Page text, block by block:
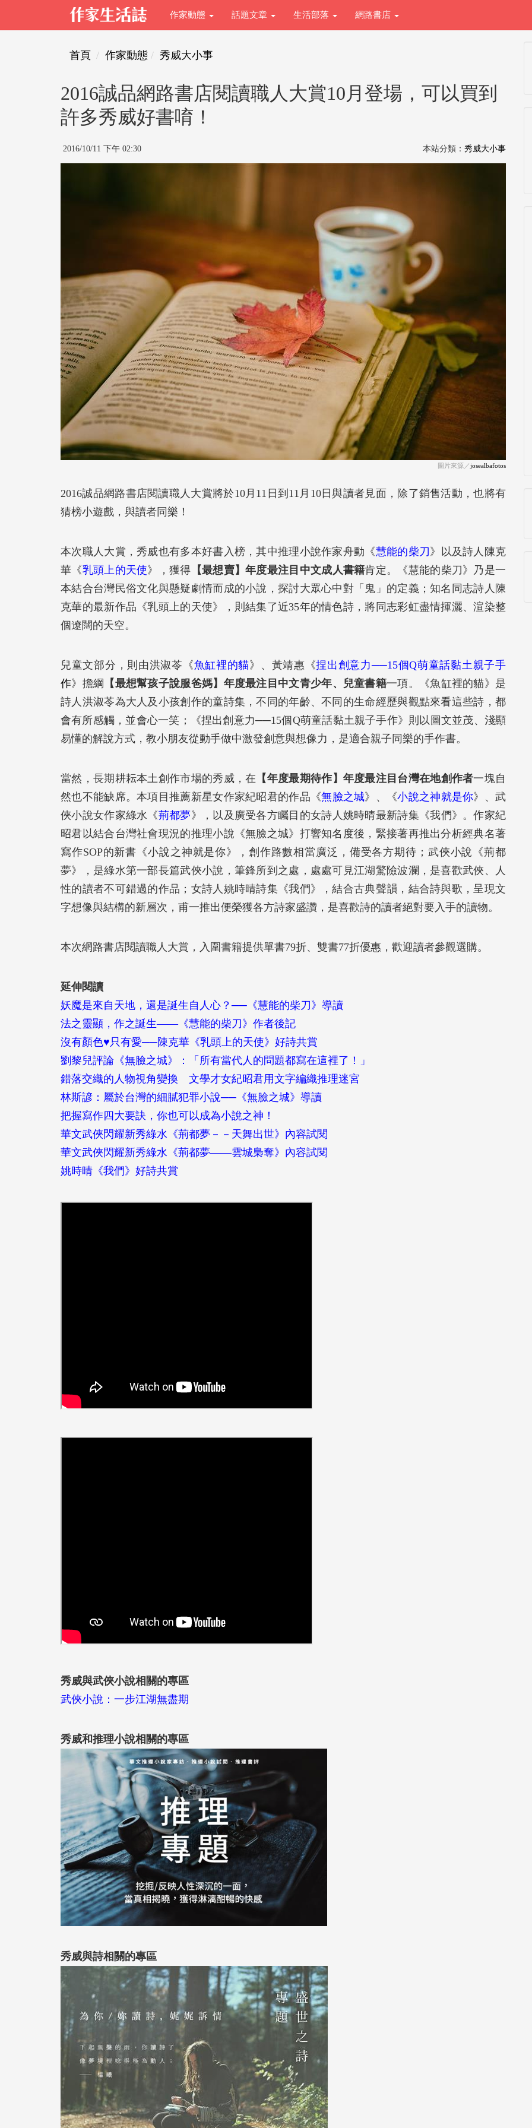
作家動態 話題文章 生活部落 網路書店
首頁 作家動態 秀威大小事
2016誠品網路書店閱讀職人大賞10月登場，可以買到
許多秀威好書唷！
2016/10/11 下午 02:30 本站分類： 秀威大小事
圖片來源／josealbafotos
2016誠品網路書店閱讀職人大賞將於10月11日到11月10日與讀者見面，除了銷售活動，也將有
猜榜小遊戲，與讀者同樂！
本次職人大賞，秀威也有多本好書入榜，其中推理小說作家舟動《慧能的柴刀 》以及詩人陳克
華《乳頭上的天使》，獲得 【最想賣】年度最注目中文成人書籍肯定。《慧能的柴刀》乃是一
本結合台灣民俗文化與懸疑劇情而成的小說，探討大眾心中對「鬼」的定義；知名同志詩人陳
克華的最新作品《乳頭上的天使》，則結集了近35年的情色詩，將同志彩虹盡情揮灑、渲染整
個遼闊的天空。
兒童文部分，則由洪淑苓《魚缸裡的貓》、黃靖惠《捏出創意力──15個Q萌童話黏土親子手
作》擔綱 【最想幫孩子說服爸媽】年度最注目中文青少年、兒童書籍一項。《魚缸裡的貓》是
詩人洪淑苓為大人及小孩創作的童詩集，不同的年齡、不同的生命經歷與觀點來看這些詩，都
會有所感觸，並會心一笑；《捏出創意力──15個Q萌童話黏土親子手作》則以圖文並茂、淺顯
易懂的解說方式，教小朋友從動手做中激發創意與想像力，是適合親子同樂的手作書。
當然，長期耕耘本土創作市場的秀威，在 【年度最期待作】年度最注目台灣在地創作者一塊自
然也不能缺席。本項目推薦新星女作家紀昭君的作品《無臉之城》、《小說之神就是你》、武
俠小說女作家綠水《荊都夢 》，以及廣受各方矚目的女詩人姚時晴最新詩集《我們》。作家紀
昭君以結合台灣社會現況的推理小說《無臉之城》打響知名度後，緊接著再推出分析經典名著
寫作SOP的新書《小說之神就是你》，創作路數相當廣泛，備受各方期待；武俠小說《荊都
夢》，是綠水第一部長篇武俠小說，筆鋒所到之處，處處可見江湖驚險波瀾，是喜歡武俠、人
性的讀者不可錯過的作品；女詩人姚時晴詩集《我們》，結合古典聲韻，結合詩與歌，呈現文
字想像與結構的新層次，甫一推出便榮獲各方詩家盛讚，是喜歡詩的讀者絕對要入手的讀物。
本次網路書店閱讀職人大賞，入圍書籍提供單書79折、雙書77折優惠，歡迎讀者參觀選購。
延伸閱讀
妖魔是來自天地，還是誕生自人心？──《慧能的柴刀》導讀
法之靈顯，作之誕生——《慧能的柴刀》作者後記
沒有顏色♥只有愛──陳克華《乳頭上的天使》好詩共賞
劉黎兒評論《無臉之城》：「所有當代人的問題都寫在這裡了！」
錯落交織的人物視角變換 文學才女紀昭君用文字編織推理迷宮
林斯諺：屬於台灣的細膩犯罪小說──《無臉之城》導讀
把握寫作四大要訣，你也可以成為小說之神！
華文武俠閃耀新秀綠水《荊都夢－－天舞出世》內容試閱
華文武俠閃耀新秀綠水《荊都夢——雲城梟奪》內容試閱
姚時晴《我們》好詩共賞
秀威與武俠小說相關的專區
武俠小說：一步江湖無盡期
秀威和推理小說相關的專區
秀威與詩相關的專區